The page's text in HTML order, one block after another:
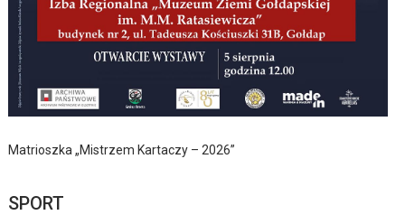
Matrioszka „Mistrzem Kartaczy – 2026”
SPORT